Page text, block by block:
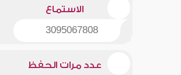
الاستماع
3095067808
عدد مرات الحفظ